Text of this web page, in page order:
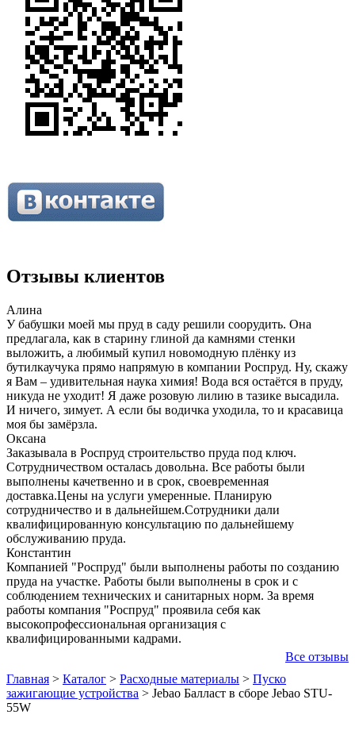
Отзывы клиентов
Алина
У бабушки моей мы пруд в саду решили соорудить. Она
предлагала, как в старину глиной да камнями стенки
выложить, а любимый купил новомодную плёнку из
бутилкаучука прямо напрямую в компании Роспруд. Ну, скажу
я Вам – удивительная наука химия! Вода вся остаётся в пруду,
никуда не уходит! Я даже розовую лилию в тазике высадила.
И ничего, зимует. А если бы водичка уходила, то и красавица
моя бы замёрзла.
Оксана
Заказывала в Роспруд строительство пруда под ключ.
Сотрудничеством осталась довольна. Все работы были
выполнены качетвенно и в срок, своевременная
доставка.Цены на услуги умеренные. Планирую
сотрудничество и в дальнейшем.Сотрудники дали
квалифицированную консультацию по дальнейшему
обслуживанию пруда.
Константин
Компанией "Роспруд" были выполнены работы по созданию
пруда на участке. Работы были выполнены в срок и с
соблюдением технических и санитарных норм. За время
работы компания "Роспруд" проявила себя как
высокопрофессиональная организация с
квалифицированными кадрами.
Все отзывы
Главная > Каталог > Расходные материалы > Пуско
зажигающие устройства > Jebao Балласт в сборе Jebao STU-
55W